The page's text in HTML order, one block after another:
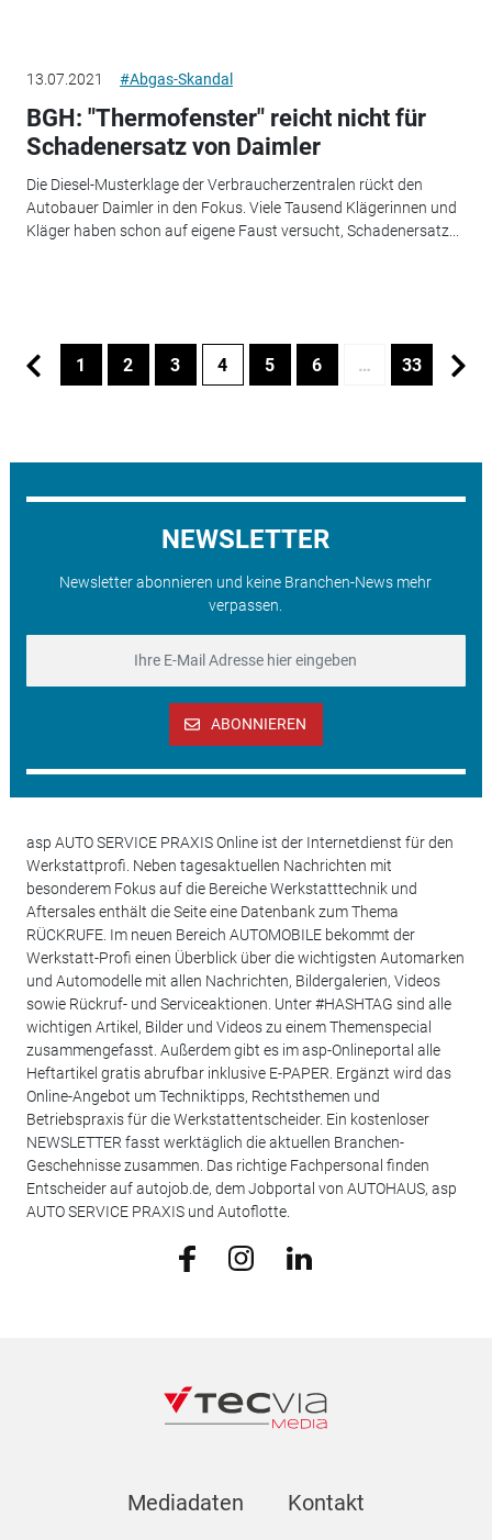
13.07.2021 #Abgas-Skandal
BGH: "Thermofenster" reicht nicht für
Schadenersatz von Daimler
Die Diesel-Musterklage der Verbraucherzentralen rückt den
Autobauer Daimler in den Fokus. Viele Tausend Klägerinnen und
Kläger haben schon auf eigene Faust versucht, Schadenersatz...
1 2 3 4 5 6 … 33
NEWSLETTER
Newsletter abonnieren und keine Branchen-News mehr
verpassen.
ABONNIEREN
asp AUTO SERVICE PRAXIS Online ist der Internetdienst für den
Werkstattprofi. Neben tagesaktuellen Nachrichten mit
besonderem Fokus auf die Bereiche Werkstatttechnik und
Aftersales enthält die Seite eine Datenbank zum Thema
RÜCKRUFE. Im neuen Bereich AUTOMOBILE bekommt der
Werkstatt-Profi einen Überblick über die wichtigsten Automarken
und Automodelle mit allen Nachrichten, Bildergalerien, Videos
sowie Rückruf- und Serviceaktionen. Unter #HASHTAG sind alle
wichtigen Artikel, Bilder und Videos zu einem Themenspecial
zusammengefasst. Außerdem gibt es im asp-Onlineportal alle
Heftartikel gratis abrufbar inklusive E-PAPER. Ergänzt wird das
Online-Angebot um Techniktipps, Rechtsthemen und
Betriebspraxis für die Werkstattentscheider. Ein kostenloser
NEWSLETTER fasst werktäglich die aktuellen Branchen-
Geschehnisse zusammen. Das richtige Fachpersonal finden
Entscheider auf autojob.de, dem Jobportal von AUTOHAUS, asp
AUTO SERVICE PRAXIS und Autoflotte.
Mediadaten Kontakt